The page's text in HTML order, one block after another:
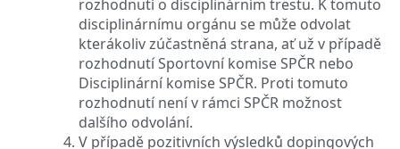
rozhodnutí o disciplinárním trestu. K tomuto
disciplinárnímu orgánu se může odvolat
kterákoliv zúčastněná strana, ať už v případě
rozhodnutí Sportovní komise SPČR nebo
Disciplinární komise SPČR. Proti tomuto
rozhodnutí není v rámci SPČR možnost
dalšího odvolání.
V případě pozitivních výsledků dopingových